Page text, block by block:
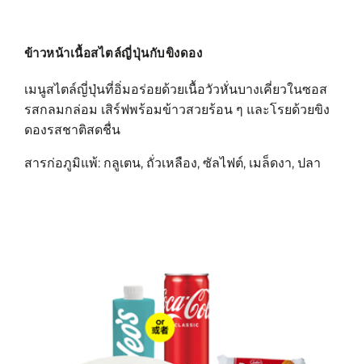
ข้าวหน้าเนื้อสไตล์ญี่ปุ่นกับขิงดอง
เมนูสไตล์ญี่ปุ่นที่อิ่มอร่อยด้วยเนื้อวัวหั่นบางเคี่ยวในซอส
รสกลมกล่อม เสิร์ฟพร้อมข้าวสวยร้อน ๆ และโรยด้วยขิง
ดองรสชาติสดชื่น
สารก่อภูมิแพ้: กลูเตน, ถั่วเหลือง, ซัลไฟต์, เมล็ดงา, ปลา